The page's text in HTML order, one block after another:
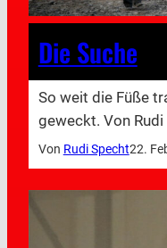
Die Suche
So weit die Füße
geweckt. Von Rudi
Von Rudi Specht22.